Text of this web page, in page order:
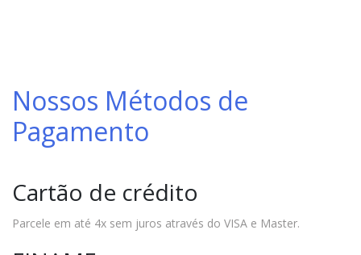
Nossos Métodos de
Pagamento
Cartão de crédito
Parcele em até 4x sem juros através do VISA e Master.